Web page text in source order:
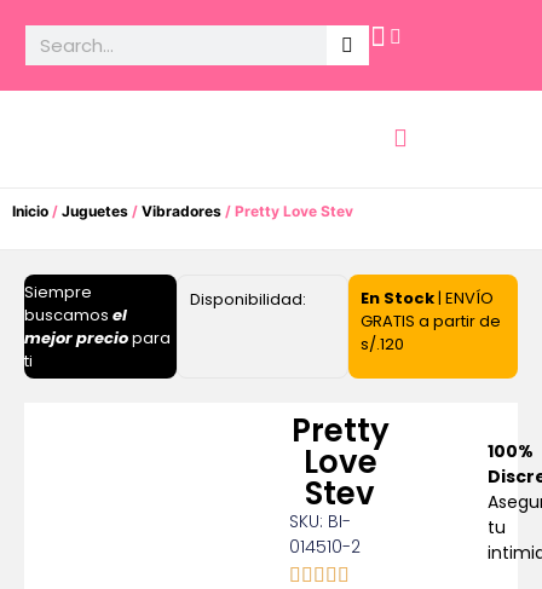
Inicio / Juguetes / Vibradores / Pretty Love Stev
Siempre
buscamos el
mejor preciopara
ti
Disponibilidad: En Stock| ENVÍO
GRATIS a partir de
s/.120
Pretty
Love
Stev
SKU: BI-
014510-2
100%
tu